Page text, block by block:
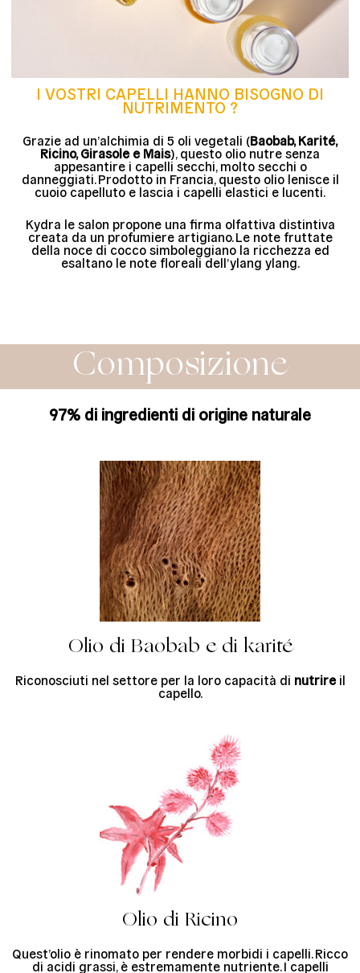
I VOSTRI CAPELLI HANNO BISOGNO DI
NUTRIMENTO ?
Grazie ad un’alchimia di 5 oli vegetali (Baobab, Karité,
Ricino, Girasole e Mais), questo olio nutre senza
appesantire i capelli secchi, molto secchi o
danneggiati. Prodotto in Francia, questo olio lenisce il
cuoio capelluto e lascia i capelli elastici e lucenti.
Kydra le salon propone una firma olfattiva distintiva
creata da un profumiere artigiano. Le note fruttate
della noce di cocco simboleggiano la ricchezza ed
esaltano le note floreali dell’ylang ylang.
Composizione
97% di ingredienti di origine naturale
Olio di Baobab e di karité
Riconosciuti nel settore per la loro capacità di nutrireil
capello.
Olio di Ricino
Quest’olio è rinomato per rendere morbidi i capelli. Ricco
di acidi grassi, è estremamente nutriente. I capelli